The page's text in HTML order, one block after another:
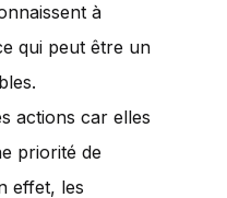
à
qui peut être un
actions car elles
priorité de
effet, les